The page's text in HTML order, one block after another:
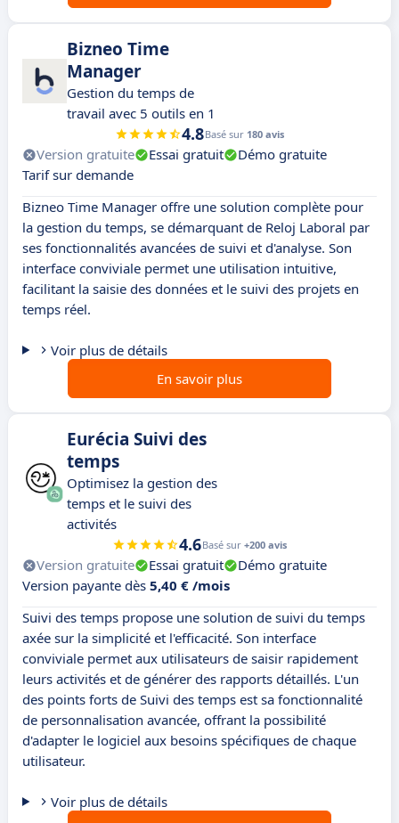
Bizneo Time
Manager
Gestion du temps de
travail avec 5 outils en 1
4.8Basé sur 180 avis
Version gratuite Essai gratuit
Démo gratuite
Tarif sur demande
Bizneo Time Manager offre une solution complète pour
la gestion du temps, se démarquant de Reloj Laboral par
ses fonctionnalités avancées de suivi et d'analyse. Son
interface conviviale permet une utilisation intuitive,
facilitant la saisie des données et le suivi des projets en
temps réel.
Voir plus de détails
En savoir plus
Eurécia Suivi des
temps
Optimisez la gestion des
temps et le suivi des
activités
4.6Basé sur +200 avis
Version gratuite Essai gratuit
Démo gratuite
Version payante dès 5,40 € /mois
Suivi des temps propose une solution de suivi du temps
axée sur la simplicité et l'efficacité. Son interface
conviviale permet aux utilisateurs de saisir rapidement
leurs activités et de générer des rapports détaillés. L'un
des points forts de Suivi des temps est sa fonctionnalité
de personnalisation avancée, offrant la possibilité
d'adapter le logiciel aux besoins spécifiques de chaque
utilisateur.
Voir plus de détails